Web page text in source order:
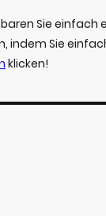
Sie einfach
indem Sie
klicken!